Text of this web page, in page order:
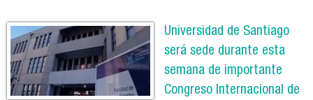
Universidad de Santiago
será sede durante esta
semana de importante
Congreso Internacional de
Páginas